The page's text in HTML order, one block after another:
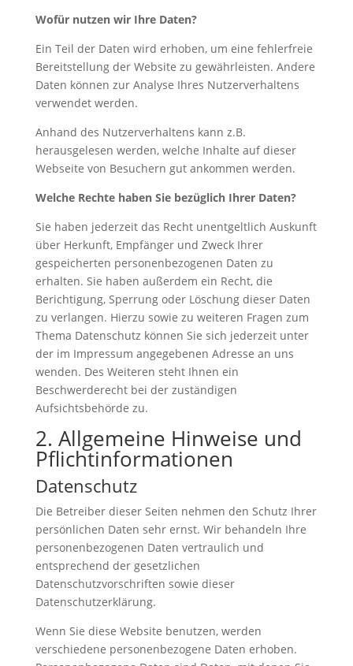
Wofür nutzen wir Ihre Daten?
Ein Teil der Daten wird erhoben, um eine fehlerfreie
Bereitstellung der Website zu gewährleisten. Andere
Daten können zur Analyse Ihres Nutzerverhaltens
verwendet werden.
Anhand des Nutzerverhaltens kann z.B.
herausgelesen werden, welche Inhalte auf dieser
Webseite von Besuchern gut ankommen werden.
Welche Rechte haben Sie bezüglich Ihrer Daten?
Sie haben jederzeit das Recht unentgeltlich Auskunft
über Herkunft, Empfänger und Zweck Ihrer
gespeicherten personenbezogenen Daten zu
erhalten. Sie haben außerdem ein Recht, die
Berichtigung, Sperrung oder Löschung dieser Daten
zu verlangen. Hierzu sowie zu weiteren Fragen zum
Thema Datenschutz können Sie sich jederzeit unter
der im Impressum angegebenen Adresse an uns
wenden. Des Weiteren steht Ihnen ein
Beschwerderecht bei der zuständigen
Aufsichtsbehörde zu.
2. Allgemeine Hinweise und
Pflichtinformationen
Datenschutz
Die Betreiber dieser Seiten nehmen den Schutz Ihrer
persönlichen Daten sehr ernst. Wir behandeln Ihre
personenbezogenen Daten vertraulich und
entsprechend der gesetzlichen
Datenschutzvorschriften sowie dieser
Datenschutzerklärung.
Wenn Sie diese Website benutzen, werden
verschiedene personenbezogene Daten erhoben.